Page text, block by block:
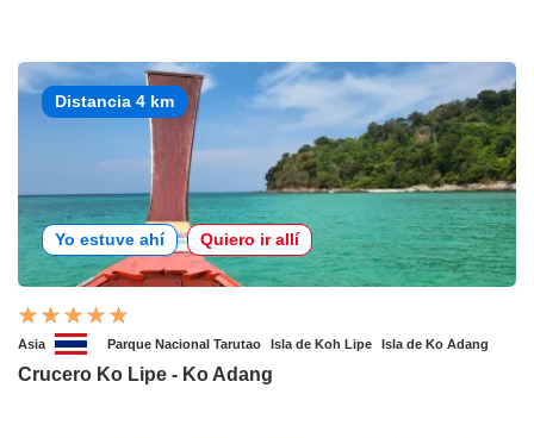
Distancia 4 km
Yo estuve ahí Quiero ir allí
Asia Parque Nacional Tarutao Isla de Koh Lipe Isla de Ko Adang
Crucero Ko Lipe - Ko Adang